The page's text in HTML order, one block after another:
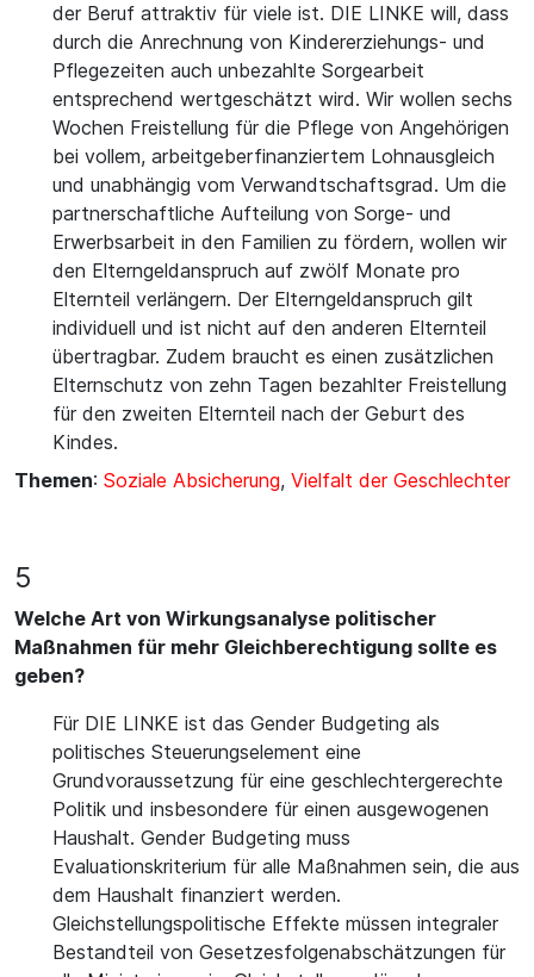
der Beruf attraktiv für viele ist. DIE LINKE will, dass
durch die Anrechnung von Kindererziehungs- und
Pflegezeiten auch unbezahlte Sorgearbeit
entsprechend wertgeschätzt wird. Wir wollen sechs
Wochen Freistellung für die Pflege von Angehörigen
bei vollem, arbeitgeberfinanziertem Lohnausgleich
und unabhängig vom Verwandtschaftsgrad. Um die
partnerschaftliche Aufteilung von Sorge- und
Erwerbsarbeit in den Familien zu fördern, wollen wir
den Elterngeldanspruch auf zwölf Monate pro
Elternteil verlängern. Der Elterngeldanspruch gilt
individuell und ist nicht auf den anderen Elternteil
übertragbar. Zudem braucht es einen zusätzlichen
Elternschutz von zehn Tagen bezahlter Freistellung
für den zweiten Elternteil nach der Geburt des
Kindes.
Themen: Soziale Absicherung, Vielfalt der Geschlechter
5
Welche Art von Wirkungsanalyse politischer
Maßnahmen für mehr Gleichberechtigung sollte es
geben?
Für DIE LINKE ist das Gender Budgeting als
politisches Steuerungselement eine
Grundvoraussetzung für eine geschlechtergerechte
Politik und insbesondere für einen ausgewogenen
Haushalt. Gender Budgeting muss
Evaluationskriterium für alle Maßnahmen sein, die aus
dem Haushalt finanziert werden.
Gleichstellungspolitische Effekte müssen integraler
Bestandteil von Gesetzesfolgenabschätzungen für